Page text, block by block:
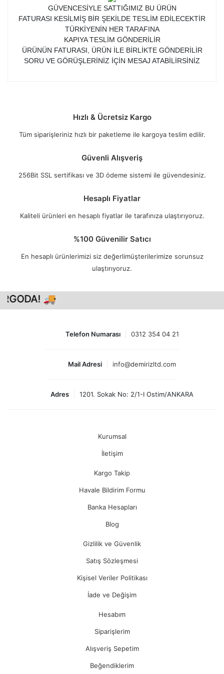
GÜVENCESİYLE SATTIĞIMIZ BU ÜRÜN
FATURASI KESİLMİŞ BİR ŞEKİLDE TESLİM EDİLECEKTİR
TÜRKİYENİN HER TARAFINA
KAPIYA TESLİM GÖNDERİLİR
ÜRÜNÜN FATURASI, ÜRÜN İLE BİRLİKTE GÖNDERİLİR
SORU VE GÖRÜŞLERİNİZ İÇİN MESAJ ATABİLİRSİNİZ
Hızlı & Ücretsiz Kargo
Tüm siparişleriniz hızlı bir paketleme ile kargoya teslim edilir.
Güvenli Alışveriş
256Bit SSL sertifikası ve 3D ödeme sistemi ile güvendesiniz.
Hesaplı Fiyatlar
Kaliteli ürünleri en hesaplı fiyatlar ile tarafınıza ulaştırıyoruz.
%100 Güvenilir Satıcı
En hesaplı ürünlerimizi siz değerlimüşterilerimize sorunsuz
ulaştırıyoruz.
🚚
Telefon Numarası 0312 354 04 21
Mail Adresi info@demirizltd.com
Adres 1201. Sokak No: 2/1-I Ostim/ANKARA
Kurumsal
İletişim
Kargo Takip
Havale Bildirim Formu
Banka Hesapları
Blog
Gizlilik ve Güvenlik
Satış Sözleşmesi
Kişisel Veriler Politikası
İade ve Değişim
Hesabım
Siparişlerim
Alışveriş Sepetim
Beğendiklerim